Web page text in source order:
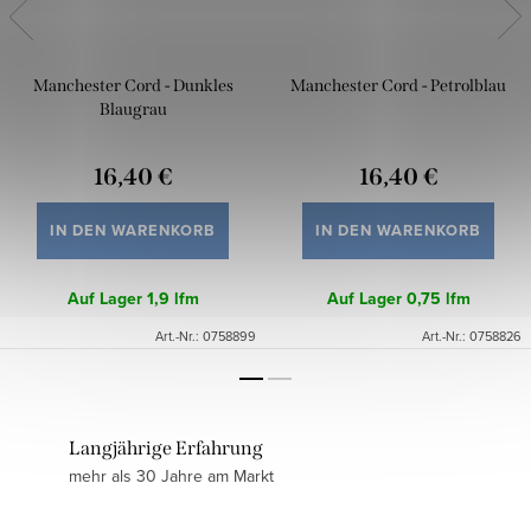
Manchester Cord - Dunkles
Blaugrau
16,40 €
IN DEN WARENKORB
Auf Lager1,9 lfm
Art.-Nr.: 0758899
Manchester Cord - Petrolblau
16,40 €
IN DEN WARENKORB
Auf Lager0,75 lfm
Art.-Nr.: 0758826
Langjährige Erfahrung
mehr als 30 Jahre am Markt